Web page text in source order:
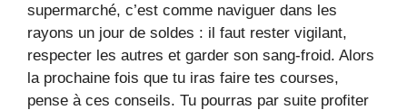
supermarché, c’est comme naviguer dans les
rayons un jour de soldes : il faut rester vigilant,
respecter les autres et garder son sang-froid. Alors
la prochaine fois que tu iras faire tes courses,
pense à ces conseils. Tu pourras par suite profiter